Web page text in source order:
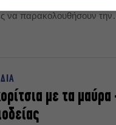
Λαμπέτη, η Ελληνική
να παρακολουθήσουν την
Κυριακή 27
με τα